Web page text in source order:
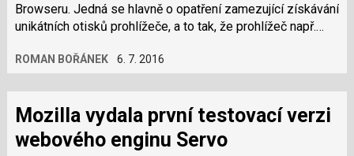
Browseru. Jedná se hlavně o opatření zamezující získávání
unikátních otisků prohlížeče, a to tak, že prohlížeč např.
ROMAN BOŘÁNEK 6. 7. 2016
Mozilla vydala první testovací verzi
webového enginu Servo